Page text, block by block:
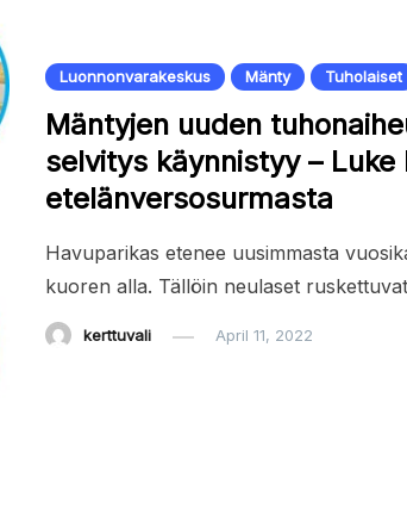
Luonnonvarakeskus Mänty Tuholaiset
Mäntyjen uuden
selvitys käynnistyy –
etelänversosurmasta
Havuparikas etenee uusimmasta
kuoren alla. Tällöin neulaset
kerttuvali April 11, 2022